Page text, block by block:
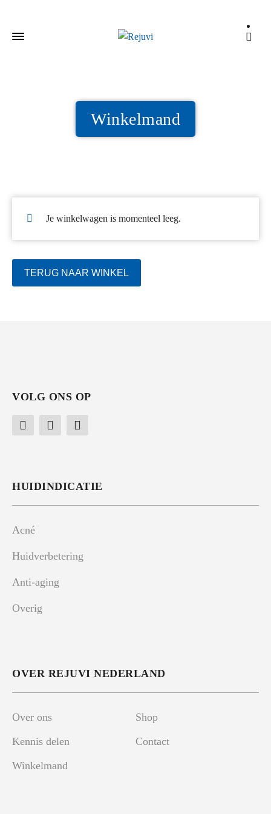
Winkelmand
Je winkelwagen is momenteel leeg.
TERUG NAAR WINKEL
VOLG ONS OP
HUIDINDICATIE
Acné
Huidverbetering
Anti-aging
Overig
OVER REJUVI NEDERLAND
Over ons
Shop
Kennis delen
Contact
Winkelmand